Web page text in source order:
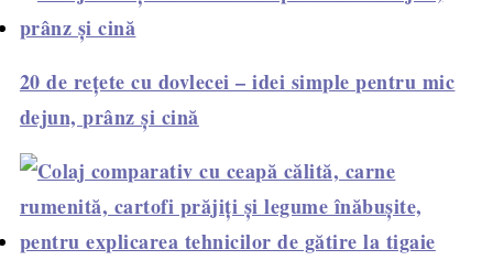
20 de rețete cu dovlecei – idei simple pentru mic
dejun, prânz și cină